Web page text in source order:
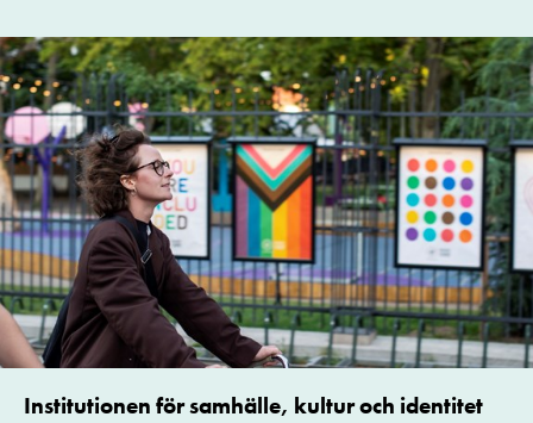
Institutionen för samhälle, kultur och identitet